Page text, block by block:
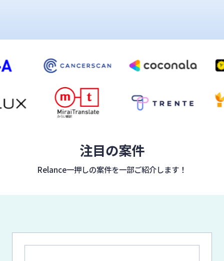
注目の案件
Relance一押しの案件を一部ご紹介します！